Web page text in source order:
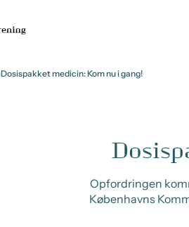
Dosispakket medicin: Kom nu i gang!
Opfordringen
Københavns